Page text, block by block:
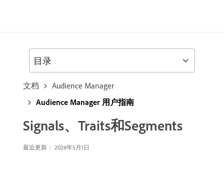
文档
Audience Manager
Audience Manager 用户指南
Signals、Traits和Segments
最近更新： 2026年5月1日
目录